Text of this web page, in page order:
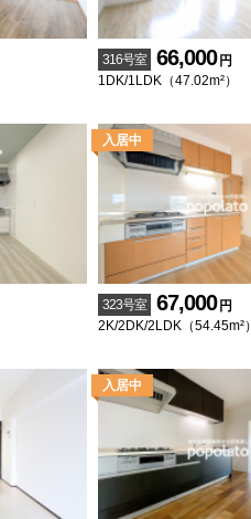
316号室 66,000 円
1DK/1LDK（47.02m²）
323号室 67,000 円
2K/2DK/2LDK（54.45m²）